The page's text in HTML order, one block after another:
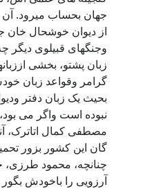
بحساب میرود. آن پادشاه
دیوان خوشحال خان جز
قبیلوی دیگر چه چیزی
پشتو، بخشی اززبانهای
وقواعد زبان خودش را
یک زبان دفتر ودیوانی در
است واگر می بود، حتما
کمال اتاترک، آنرا بحیث
این کشور بزور تحمیل
محمود طرزی، خسر شاه
را باخودش بگور برد.